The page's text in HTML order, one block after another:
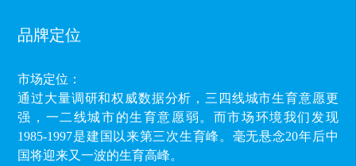
品牌定位
市场定位：
通过大量调研和权威数据分析，三四线城市生育意愿更
强，一二线城市的生育意愿弱。而市场环境我们发现
1985-1997是建国以来第三次生育峰。毫无悬念20年后中
国将迎来又一波的生育高峰。